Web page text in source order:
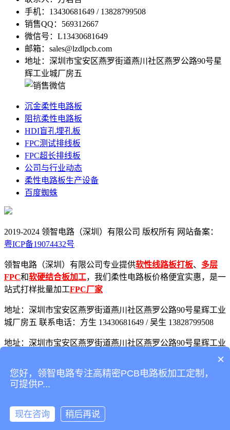
手机：13430681649 / 13828799508
销售QQ：569312667
微信号：L13430681649
邮箱：sales@lzdlpcb.com
地址：深圳市宝安区燕罗街道燕川社区燕罗公路90号星
辉工业城厂房五
沉金柔性电路板
阻抗柔性电路板
HDI盲孔埋孔板
FPC测试排线板
FPC超长排线板
公司与行业动态
柔性电路板生产设备
百度蜘蛛
2019-2024 领智电路（深圳）有限公司 版权所有 网站备案：
粤ICP备19074432号
领智电路（深圳）有限公司专业提供软性线路板打板、 多层
FPC和软硬结合板加工，我们柔性电路板价格便宜实惠，是一
站式打样批量加工FPC厂家
地址：深圳市宝安区燕罗街道燕川社区燕罗公路90号星辉工业
城厂房五 联系电话：方生 13430681649 / 吴生 13828799508
地址：深圳市宝安区燕罗街道燕川社区燕罗公路90号星辉工业
联系电话：方生 13430681649 / 吴生 13828799508
569312667 / 1065517838
×
您好，领智电路专注高精密PCB电路板加工定制，
可提供P...
现在咨询 稍后再说